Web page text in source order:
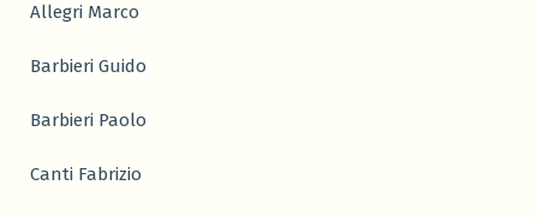
Allegri Marco
Barbieri Guido
Barbieri Paolo
Canti Fabrizio